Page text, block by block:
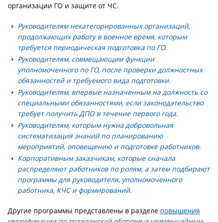
организации ГО и защите от ЧС.
Руководителям некатегорированных организаций,
продолжающих работу в военное время, которым
требуется периодическая подготовка по ГО.
Руководителям, совмещающим функции
уполномоченного по ГО, после проверки должностных
обязанностей и требуемого вида подготовки.
Руководителям, впервые назначенным на должность со
специальными обязанностями, если законодательство
требует получить ДПО в течение первого года.
Руководителям, которым нужна добровольная
систематизация знанийпо планированию
мероприятий, оповещению и подготовке работников.
Корпоративным заказчикам, которые сначала
распределяют работников по ролям, а затем подбирают
программы для руководителя, уполномоченного
работника, КЧС и формирований.
Другие программы представлены в разделе повышения